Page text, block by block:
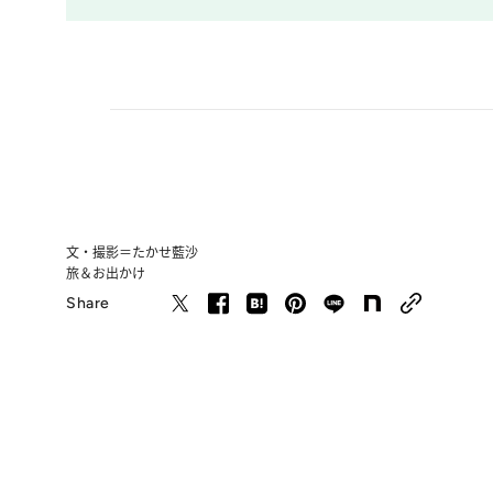
文・撮影＝たかせ藍沙
旅＆お出かけ
Share